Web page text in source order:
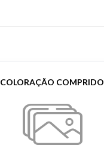
COLORAÇÃO COMPRIDO